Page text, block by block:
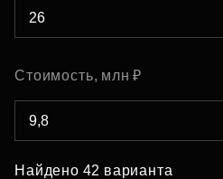
Стоимость, млн ₽
Найдено 42 варианта